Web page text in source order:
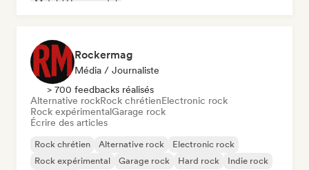
Metal / Heavy metal
Rockermag
Média / Journaliste
> 700 feedbacks réalisés
Alternative rockRock chrétienElectronic rock
Rock expérimentalGarage rock
Écrire des articles
Rock chrétien Alternative rock
Electronic rock
Rock expérimental
Garage rock Hard rock Indie rock